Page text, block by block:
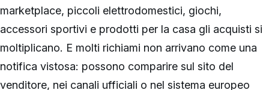
marketplace, piccoli elettrodomestici, giochi,
accessori sportivi e prodotti per la casa gli acquisti si
moltiplicano. E molti richiami non arrivano come una
notifica vistosa: possono comparire sul sito del
venditore, nei canali ufficiali o nel sistema europeo